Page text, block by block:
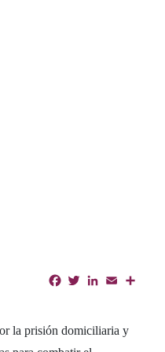
Facebook
TwitterLinkedIn
Email
la prisión domiciliaria y